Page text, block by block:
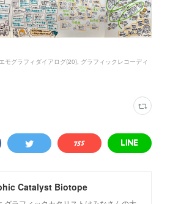
エモグラフィダイアログ(20) グラフィックレコーディ
Catalyst Biotope